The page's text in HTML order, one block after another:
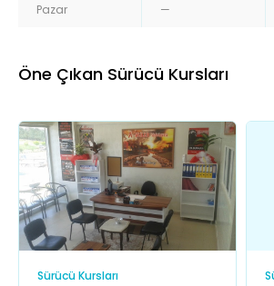
Pazar —
Öne Çıkan Sürücü Kursları
Sürücü Kursları